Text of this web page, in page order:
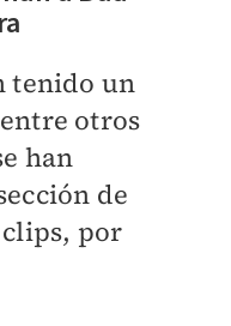
tenido un
otros
han
de
por